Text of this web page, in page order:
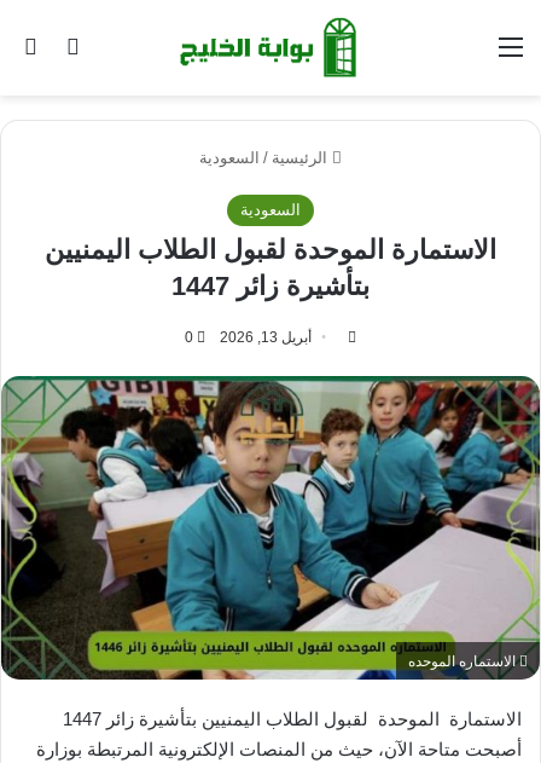
الوضع القائمة
الرئيسية / السعودية
السعودية
الاستمارة الموحدة لقبول الطلاب اليمنيين
بتأشيرة زائر 1447
أبريل 13, 2026 0
الاستماره الموحده
الاستمارة الموحدة لقبول الطلاب اليمنيين بتأشيرة زائر 1447
أصبحت متاحة الآن، حيث من المنصات الإلكترونية المرتبطة بوزارة